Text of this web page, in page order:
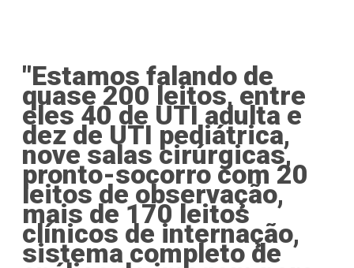
"Estamos falando de
quase 200 leitos, entre
eles 40 de UTI adulta e
dez de UTI pediátrica,
nove salas cirúrgicas,
pronto-socorro com 20
leitos de observação,
mais de 170 leitos
clínicos de internação,
sistema completo de